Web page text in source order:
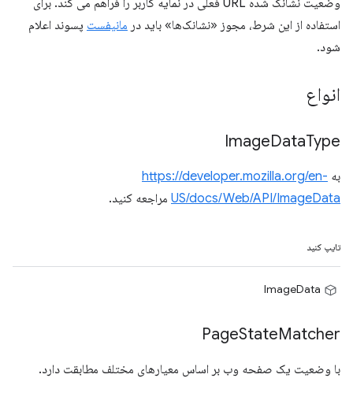
وضعیت نشانک شده URL فعلی در نمایه کاربر را فراهم می کند. برای
استفاده از این شرط، مجوز «نشانک‌ها» باید در مانیفست پسوند اعلام
شود.
انواع
ImageDataType
به https://developer.mozilla.org/en-
US/docs/Web/API/ImageData مراجعه کنید.
تایپ کنید
PageStateMatcher
با وضعیت یک صفحه وب بر اساس معیارهای مختلف مطابقت دارد.